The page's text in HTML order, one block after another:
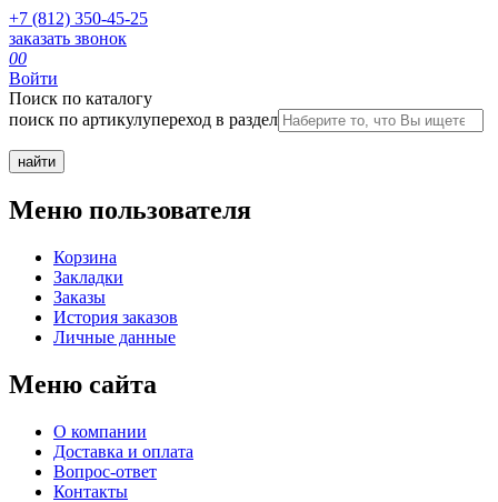
+7 (812) 350-45-25
заказать звонок
00
Войти
Поиск по каталогу
поиск по артикулупереход в раздел
Меню пользователя
Корзина
Закладки
Заказы
История заказов
Личные данные
Меню сайта
О компании
Доставка и оплата
Вопрос-ответ
Контакты